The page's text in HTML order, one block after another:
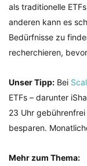
als traditionelle
anderen kann es
Bedürfnisse zu
recherchieren,
Unser Tipp: Bei
ETFs – darunter
23 Uhr
besparen.
Mehr zum Thema: